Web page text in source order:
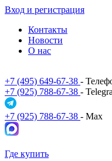
Вход и регистрация
Контакты
Новости
О нас
+7 (495) 649-67-38 -
+7 (925) 788-67-38 -
+7 (925) 788-67-38 - Max
Где купить